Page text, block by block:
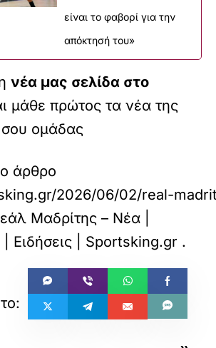
είναι το φαβορί για την
απόκτησή του»
νέα μας σελίδα στο
μάθε πρώτος τα νέα της
ομάδας
άρθρο
2026/06/02/real-
Μαδρίτης – Νέα |
Ειδήσεις | Sportsking.gr .